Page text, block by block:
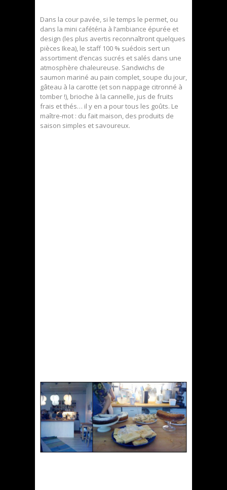
Dans la cour pavée, si le temps le permet, ou
dans la mini cafétéria à l’ambiance épurée et
design (les plus avertis reconnaîtront quelques
pièces Ikea), le staff 100 % suédois sert un
assortiment d’encas sucrés et salés dans une
atmosphère chaleureuse. Sandwichs de
saumon mariné au pain complet, soupe du jour,
gâteau à la carotte (et son nappage citronné à
tomber !), brioche à la cannelle, jus de fruits
frais et thés… il y en a pour tous les goûts. Le
maître-mot : du fait maison, des produits de
saison simples et savoureux.